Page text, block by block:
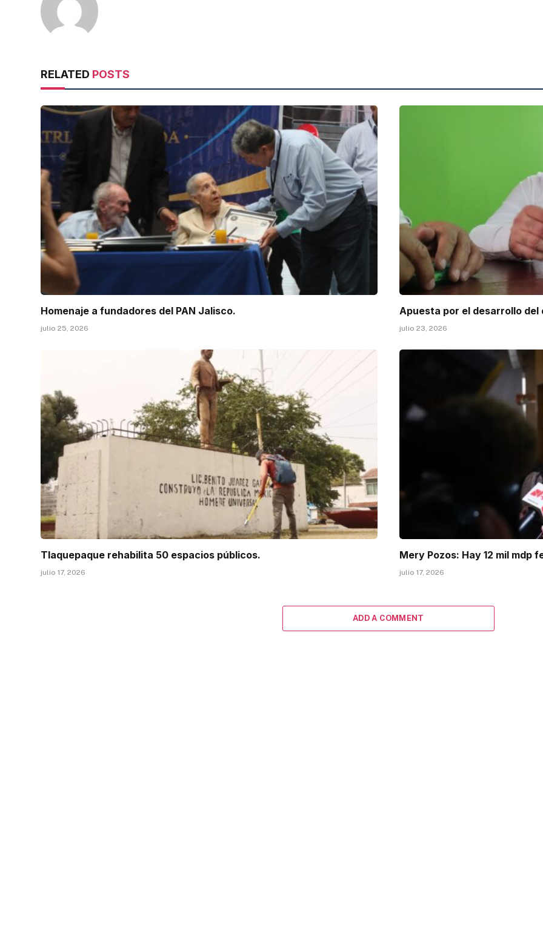
RELATED POSTS
Homenaje a fundadores del PAN Jalisco.
julio 25, 2026
Apuesta por el desarrollo
julio 23, 2026
Tlaquepaque rehabilita 50 espacios públicos.
julio 17, 2026
Mery Pozos: Hay 12 mil mdp
julio 17, 2026
ADD A COMMENT